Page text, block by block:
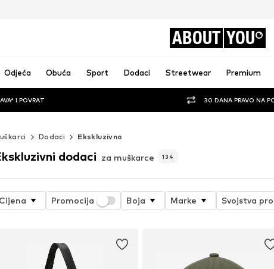
ABOUT YOU
Odjeća Obuća Sport Dodaci Streetwear Premium
I POVRAT 30 DANA PRAVO NA
Dodaci Ekskluzivno
dodaci za muškarce 134
Cijena Promocija Boja Marke Svojstva